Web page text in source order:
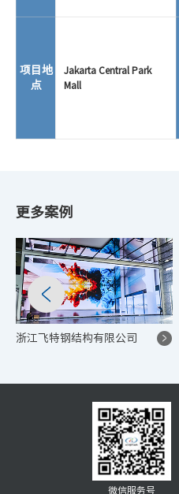
项目地
点
Jakarta Central Park
Mall
更多案例
浙江飞特钢结构有限公司
微信服务号